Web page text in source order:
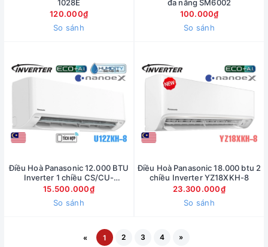
1028E
120.000₫
So sánh
đa năng SM6002
100.000₫
So sánh
Điều Hoà Panasonic 12.000 BTU
Inverter 1 chiều CS/CU-
U12ZKH-8
15.500.000₫
So sánh
Điều Hoà Panasonic 18.000 btu 2
chiều Inverter YZ18XKH-8
23.300.000₫
So sánh
« 1 2 3 4 »